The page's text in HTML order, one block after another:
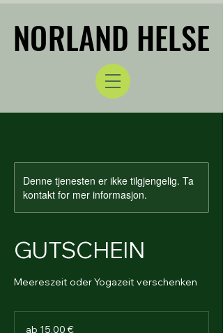
NORLAND HELSE
NORLAND HELSE
Denne tjenesten er ikke tilgjengelig. Ta
kontakt for mer informasjon.
GUTSCHEIN
Meereszeit oder Yogazeit verschenken
ab 15,00 €